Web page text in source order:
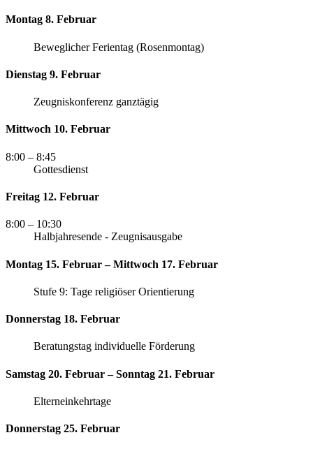
Montag 8. Februar
Beweglicher Ferientag (Rosenmontag)
Dienstag 9. Februar
Zeugniskonferenz ganztägig
Mittwoch 10. Februar
8:00 – 8:45
Gottesdienst
Freitag 12. Februar
8:00 – 10:30
Halbjahresende - Zeugnisausgabe
Montag 15. Februar – Mittwoch 17. Februar
Stufe 9: Tage religiöser Orientierung
Donnerstag 18. Februar
Beratungstag individuelle Förderung
Samstag 20. Februar – Sonntag 21. Februar
Elterneinkehrtage
Donnerstag 25. Februar